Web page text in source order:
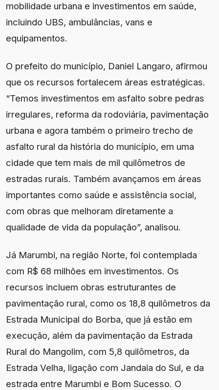
mobilidade urbana e investimentos em saúde,
incluindo UBS, ambulâncias, vans e
equipamentos.
O prefeito do município, Daniel Langaro, afirmou
que os recursos fortalecem áreas estratégicas.
“Temos investimentos em asfalto sobre pedras
irregulares, reforma da rodoviária, pavimentação
urbana e agora também o primeiro trecho de
asfalto rural da história do município, em uma
cidade que tem mais de mil quilômetros de
estradas rurais. Também avançamos em áreas
importantes como saúde e assistência social,
com obras que melhoram diretamente a
qualidade de vida da população”, analisou.
Já Marumbi, na região Norte, foi contemplada
com R$ 68 milhões em investimentos. Os
recursos incluem obras estruturantes de
pavimentação rural, como os 18,8 quilômetros da
Estrada Municipal do Borba, que já estão em
execução, além da pavimentação da Estrada
Rural do Mangolim, com 5,8 quilômetros, da
Estrada Velha, ligação com Jandaia do Sul, e da
estrada entre Marumbi e Bom Sucesso. O